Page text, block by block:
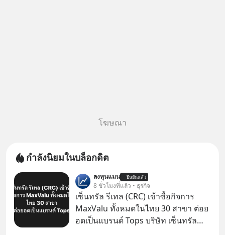
โฆษณา
กำลังนิยมในบล็อกดิต
ลงทุนแมน ยืนยันแล้ว
8 ชั่วโมงที่แล้ว • ธุรกิจ
เซ็นทรัล รีเทล (CRC) เข้าซื้อกิจการ
MaxValu ทั้งหมดในไทย 30 สาขา ต่อย
อดเป็นแบรนด์ Tops บริษัท เซ็นทรัล